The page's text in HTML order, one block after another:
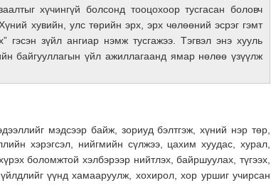
хүчингүй болсонд тооцохоор тусгасан боловч
хувийн, улс төрийн эрх, эрх чөлөөний эсрэг гэмт
гэсэн зүйл ангиар нэмж тусгажээ. Тэгвэл энэ хууль
байгууллагын үйл ажиллагаанд ямар нөлөө үзүүлж
мэдсээр байж, зориуд бэлтгэж, хүний нэр төр,
хэрэгсэл, нийгмийн сүлжээ, цахим хуудас, хурал,
боломжтой хэлбэрээр нийтлэх, байршуулах, түгээх,
үүнд хамааруулж, хохирол, хор уршиг учирсан